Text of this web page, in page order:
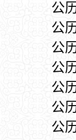
公
公
公
公
公
公
公